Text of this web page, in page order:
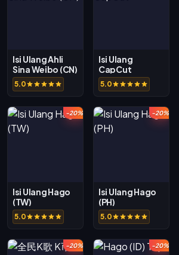
Isi Ulang Ahli
Sina Weibo (CN)
5.0
Isi Ulang
CapCut
5.0
-20%
Isi Ulang Hago
(TW)
5.0
-20%
Isi Ulang Hago
(PH)
5.0
-20% -20%